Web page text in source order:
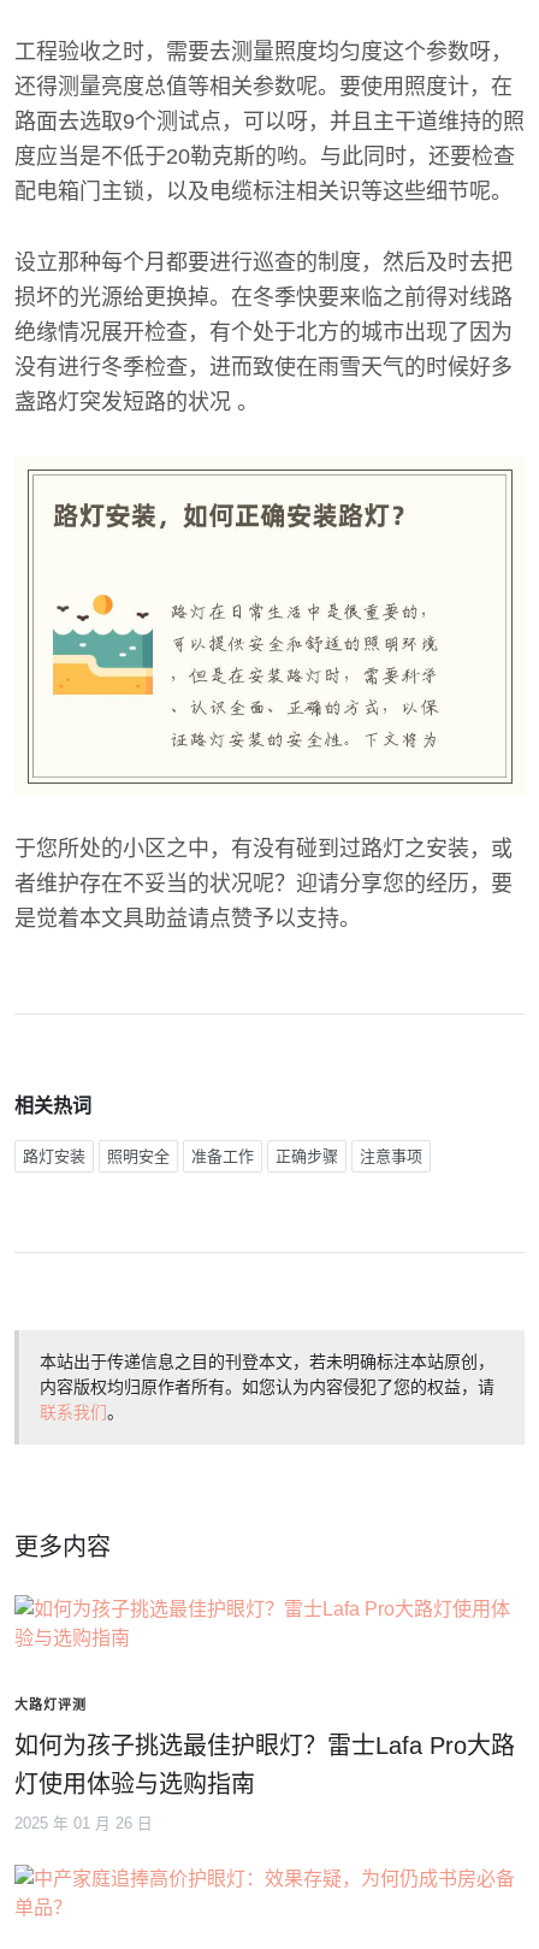
工程验收之时，需要去测量照度均匀度这个参数呀，
还得测量亮度总值等相关参数呢。要使用照度计，在
路面去选取9个测试点，可以呀，并且主干道维持的照
度应当是不低于20勒克斯的哟。与此同时，还要检查
配电箱门主锁，以及电缆标注相关识等这些细节呢。
设立那种每个月都要进行巡查的制度，然后及时去把
损坏的光源给更换掉。在冬季快要来临之前得对线路
绝缘情况展开检查，有个处于北方的城市出现了因为
没有进行冬季检查，进而致使在雨雪天气的时候好多
盏路灯突发短路的状况 。
于您所处的小区之中，有没有碰到过路灯之安装，或
者维护存在不妥当的状况呢？迎请分享您的经历，要
是觉着本文具助益请点赞予以支持。
相关热词
路灯安装 照明安全 准备工作 正确步骤 注意事项
本站出于传递信息之目的刊登本文，若未明确标注本站原创，
内容版权均归原作者所有。如您认为内容侵犯了您的权益，请
联系我们。
更多内容
大路灯评测
如何为孩子挑选最佳护眼灯？雷士Lafa Pro大路
灯使用体验与选购指南
2025 年 01 月 26 日